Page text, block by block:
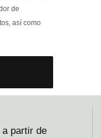
de
así como
partir de